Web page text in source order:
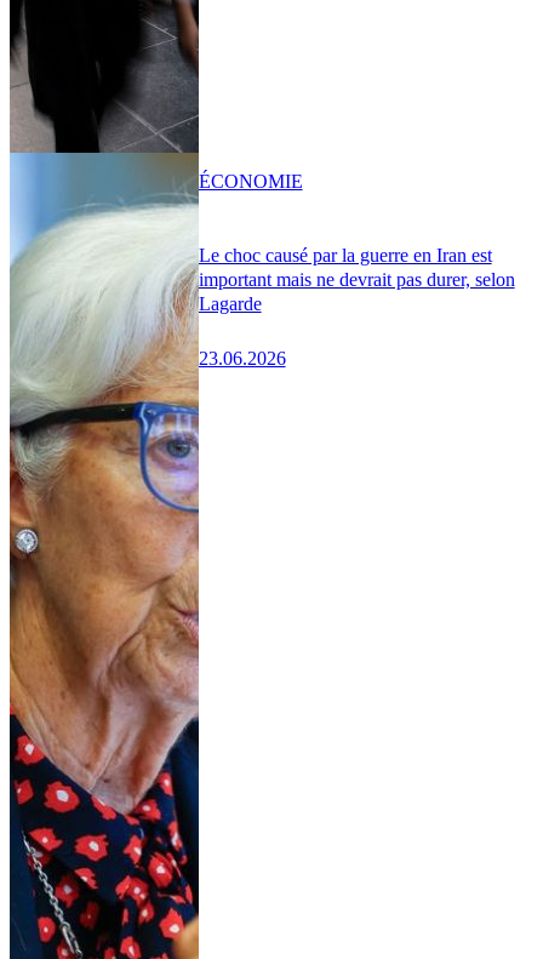
Le choc causé par la guerre en Iran est
important mais ne devrait pas durer, selon
Lagarde
23.06.2026
ÉCONOMIE